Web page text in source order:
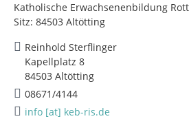
Katholische Erwachsenenbildung
Sitz: 84503 Altötting
Reinhold Sterflinger
Kapellplatz 8
84503 Altötting
08671/4144
info [at] keb-ris.de